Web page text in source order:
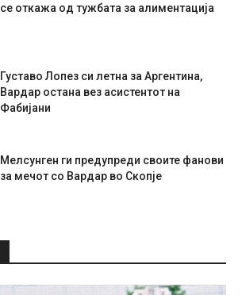
се откажа од тужбата за алиментација
Густаво Лопез си летна за Аргентина,
Вардар остана вез асистентот на
Фабијани
Мелсунген ги предупреди своите фанови
за мечот со Вардар во Скопје